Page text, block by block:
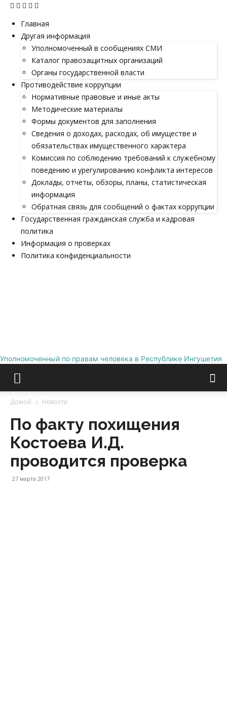
Главная
Другая информация
Уполномоченный в сообщениях СМИ
Каталог правозащитных организаций
Органы государственной власти
Противодействие коррупции
Нормативные правовые и иные акты
Методические материалы
Формы документов для заполнения
Сведения о доходах, расходах, об имуществе и
обязательствах имущественного характера
Комиссия по соблюдению требований к служебному
поведению и урегулированию конфликта интересов
Доклады, отчеты, обзоры, планы, статистическая
информация
Обратная связь для сообщений о фактах коррупции
Государственная гражданская служба и кадровая
политика
Информация о проверках
Политика конфиденциальности
Уполномоченный по правам человека в Республике Ингушетия
Домой Новости
По факту похищения
Костоева И.Д.
проводится проверка
27 марта 2017